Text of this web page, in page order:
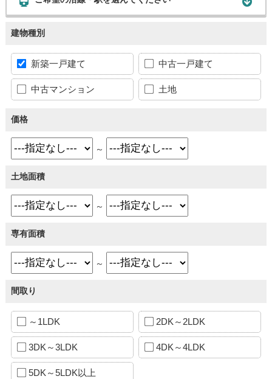
建物種別
新築一戸建て 中古一戸建て
中古マンション 土地
価格
～
土地面積
～
専有面積
～
間取り
～1LDK 2DK～2LDK
3DK～3LDK 4DK～4LDK
5DK～5LDK以上